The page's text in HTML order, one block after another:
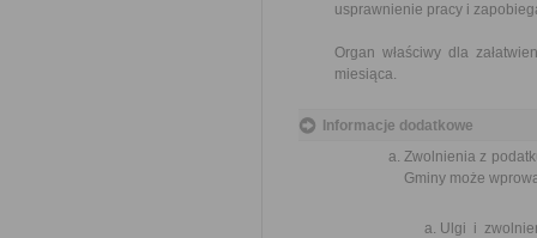
usprawnienie pracy i
Organ właściwy dla
miesiąca.
Informacje dodatkowe
Zwolnienia z
Gminy może
Ulgi i